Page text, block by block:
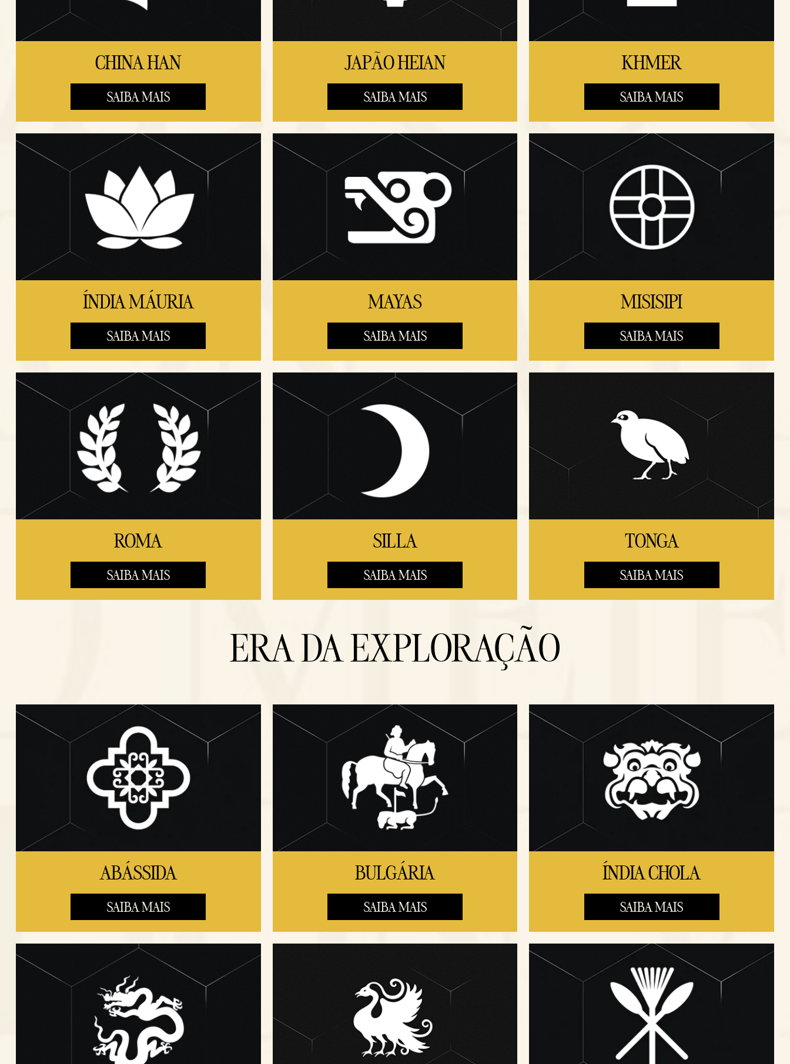
CHINA HAN
SAIBA MAIS
JAPÃO HEIAN
SAIBA MAIS
KHMER
SAIBA MAIS
ÍNDIA MÁURIA
SAIBA MAIS
MAYAS
SAIBA MAIS
MISISIPI
SAIBA MAIS
ROMA
SAIBA MAIS
SILLA
SAIBA MAIS
TONGA
SAIBA MAIS
ERA DA EXPLORAÇÃO
ABÁSSIDA
SAIBA MAIS
BULGÁRIA
SAIBA MAIS
ÍNDIA CHOLA
SAIBA MAIS